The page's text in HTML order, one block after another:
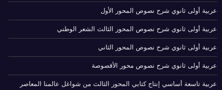
عربية أولى ثانوي شرح نصوص المحور الأول
عربية أولى ثانوي شرح نصوص المحور الثالث الشعر الوطني
عربية أولى ثانوي شرح نصوص المحور الثاني
عربية أولى ثانوي شرح نصوص محور الأقصوصة
عربية تاسعة أساسي إنتاج كتابي المحور الثالث من شواغل عالمنا المعاصر